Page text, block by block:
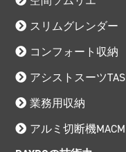
スリムグレンダー
コンフォート収納
アシストスーツ
業務用収納
アルミ切断機MACM